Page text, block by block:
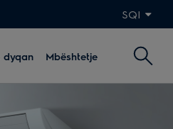
SQI
dyqan Mbështetje